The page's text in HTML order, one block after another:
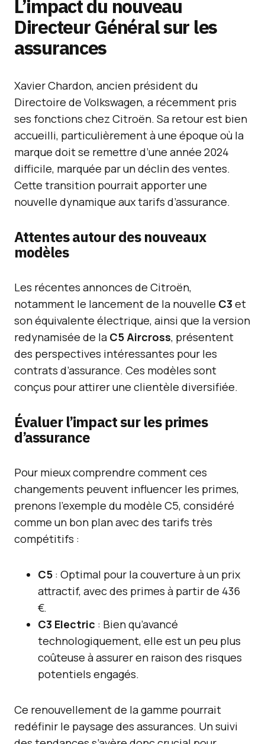
L’impact du nouveau
Directeur Général sur les
assurances
Xavier Chardon, ancien président du
Directoire de Volkswagen, a récemment pris
ses fonctions chez Citroën. Sa retour est bien
accueilli, particulièrement à une époque où la
marque doit se remettre d’une année 2024
difficile, marquée par un déclin des ventes.
Cette transition pourrait apporter une
nouvelle dynamique aux tarifs d’assurance.
Attentes autour des nouveaux
modèles
Les récentes annonces de Citroën,
notamment le lancement de la nouvelle C3 et
son équivalente électrique, ainsi que la version
redynamisée de la C5 Aircross, présentent
des perspectives intéressantes pour les
contrats d’assurance. Ces modèles sont
conçus pour attirer une clientèle diversifiée.
Évaluer l’impact sur les primes
d’assurance
Pour mieux comprendre comment ces
changements peuvent influencer les primes,
prenons l’exemple du modèle C5, considéré
comme un bon plan avec des tarifs très
compétitifs :
C5 : Optimal pour la couverture à un prix
attractif, avec des primes à partir de 436
€.
C3 Electric : Bien qu’avancé
technologiquement, elle est un peu plus
coûteuse à assurer en raison des risques
potentiels engagés.
Ce renouvellement de la gamme pourrait
redéfinir le paysage des assurances. Un suivi